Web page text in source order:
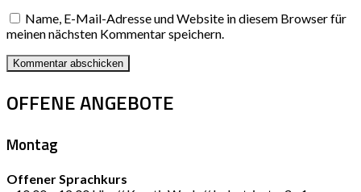
Name, E-Mail-Adresse und Website in diesem Browser für
meinen nächsten Kommentar speichern.
OFFENE ANGEBOTE
Montag
Offener Sprachkurs